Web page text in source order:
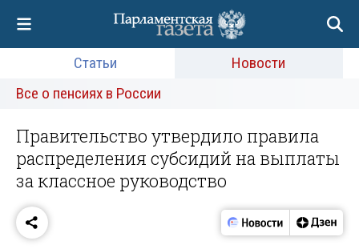
Статьи
Новости
Все о пенсиях в России
Правительство утвердило правила
распределения субсидий на выплаты
за классное руководство